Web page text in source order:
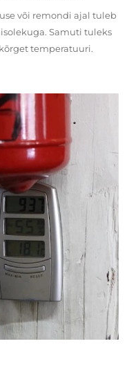
või remondi ajal tuleb
Samuti tuleks
temperatuuri.